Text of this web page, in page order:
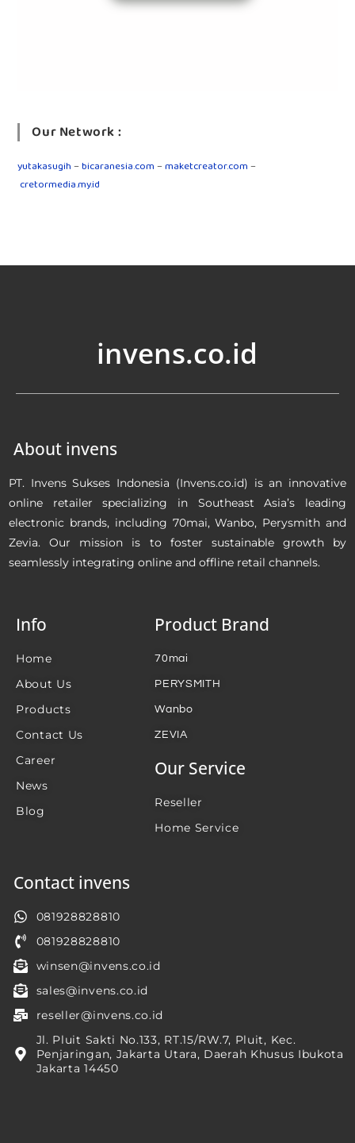
Our Network :
yutakasugih–bicaranesia.com–maketcreator.com–
cretormedia.my.id
invens.co.id
About invens
PT. Invens Sukses Indonesia (Invens.co.id) is an innovative
online retailer specializing in Southeast Asia’s leading
electronic brands, including 70mai, Wanbo, Perysmith and
Zevia. Our mission is to foster sustainable growth by
seamlessly integrating online and offline retail channels.
Info
Home
About Us
Products
Contact Us
Career
News
Blog
Product Brand
70mai
PERYSMITH
Wanbo
ZEVIA
Our Service
Reseller
Home Service
Contact invens
081928828810
081928828810
winsen@invens.co.id
sales@invens.co.id
reseller@invens.co.id
Jl. Pluit Sakti No.133, RT.15/RW.7, Pluit, Kec.
Penjaringan, Jakarta Utara, Daerah Khusus Ibukota
Jakarta 14450